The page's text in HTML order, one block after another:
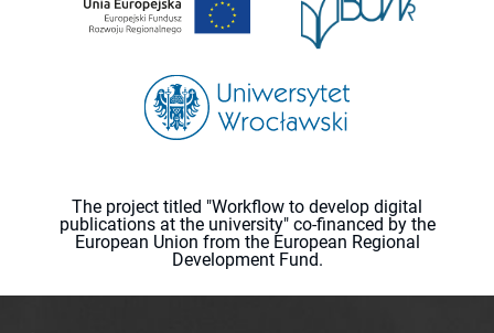
The project titled "Workflow to develop digital
publications at the university" co-financed by the
European Union from the European Regional
Development Fund.